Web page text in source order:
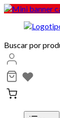
Buscar por